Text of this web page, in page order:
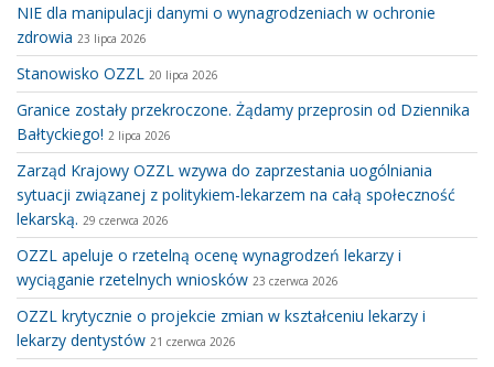
NIE dla manipulacji danymi o wynagrodzeniach w ochronie
zdrowia 23 lipca 2026
Stanowisko OZZL 20 lipca 2026
Granice zostały przekroczone. Żądamy przeprosin od Dziennika
Bałtyckiego! 2 lipca 2026
Zarząd Krajowy OZZL wzywa do zaprzestania uogólniania
sytuacji związanej z politykiem-lekarzem na całą społeczność
lekarską. 29 czerwca 2026
OZZL apeluje o rzetelną ocenę wynagrodzeń lekarzy i
wyciąganie rzetelnych wniosków 23 czerwca 2026
OZZL krytycznie o projekcie zmian w kształceniu lekarzy i
lekarzy dentystów 21 czerwca 2026